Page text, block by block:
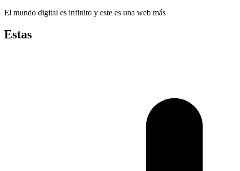
El mundo digital es infinito y este es una web más
Estas